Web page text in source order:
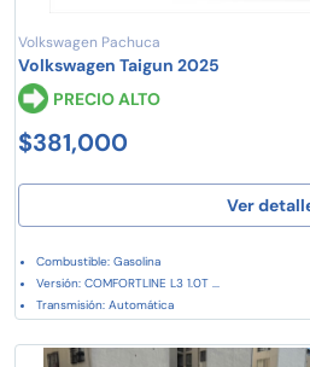
Volkswagen Pachuca
Volkswagen Taigun 2025
PRECIO ALTO
$381,000
Ver
Combustible: Gasolina
Versión: COMFORTLINE L3 1.0T ...
Transmisión: Automática